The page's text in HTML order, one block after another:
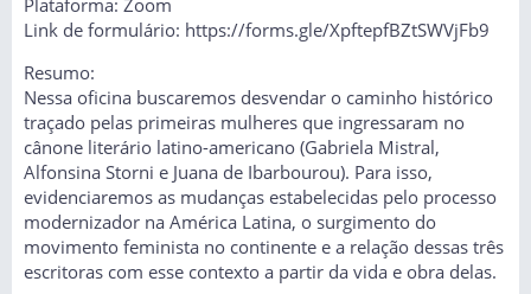
Link de formulário: https://forms.gle/XpftepfBZtSWVjFb9
Resumo:
Nessa oficina buscaremos desvendar o caminho histórico
traçado pelas primeiras mulheres que ingressaram no
cânone literário latino-americano (Gabriela Mistral,
Alfonsina Storni e Juana de Ibarbourou). Para isso,
evidenciaremos as mudanças estabelecidas pelo processo
modernizador na América Latina, o surgimento do
movimento feminista no continente e a relação dessas três
escritoras com esse contexto a partir da vida e obra delas.